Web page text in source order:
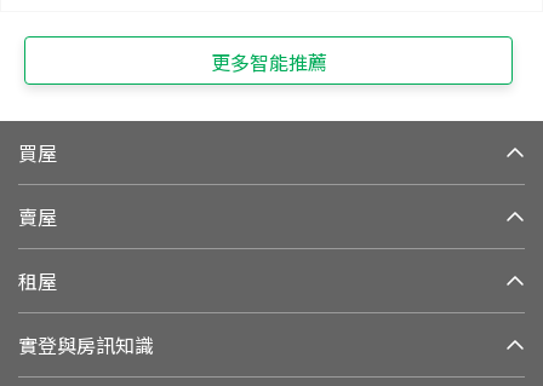
更多智能推薦
買屋
賣屋
租屋
實登與房訊知識